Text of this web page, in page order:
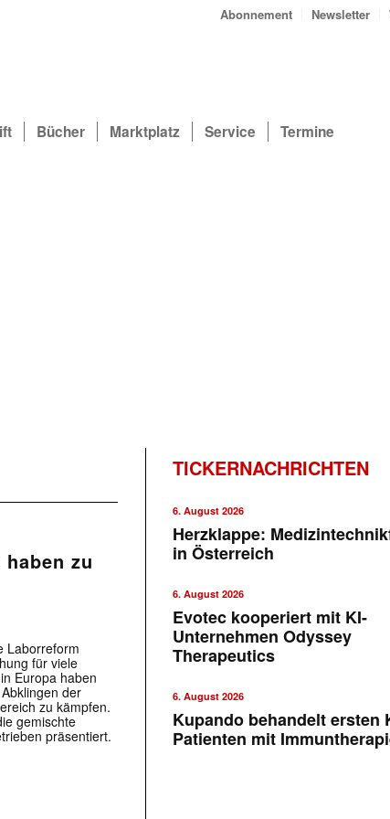
Abonnement Newsletter
Bücher Marktplatz Service Termine
zu
Laborreform
für viele
Europa haben
der
zu kämpfen.
gemischte
präsentiert.
TICKERNACHRICHTEN
6. August 2026
Herzklappe:
in Österreich
6. August 2026
Evotec kooperiert mit KI-
Unternehmen Odyssey
Therapeutics
6. August 2026
Kupando behandelt ersten
Patienten mit